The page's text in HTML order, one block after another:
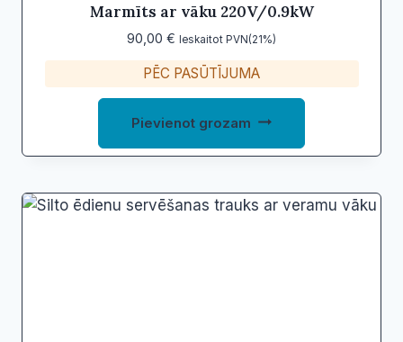
Marmīts ar vāku 220V/0.9kW
90,00 € Ieskaitot PVN(21%)
PĒC PASŪTĪJUMA
Pievienot grozam